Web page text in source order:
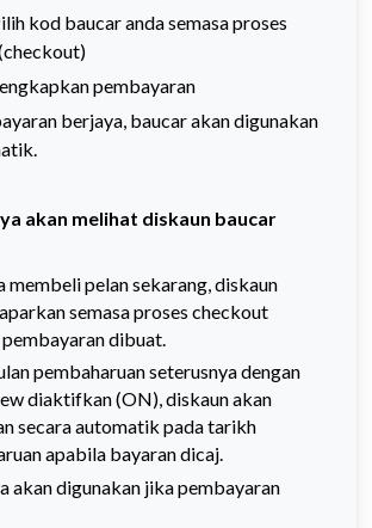
kod baucar anda semasa proses
pembayaran
berjaya, baucar akan digunakan
akan melihat diskaun baucar
membeli pelan sekarang, diskaun
semasa proses checkout
dibuat.
pembaharuan seterusnya dengan
diaktifkan (ON), diskaun akan
secara automatik pada tarikh
apabila bayaran dicaj.
akan digunakan jika pembayaran